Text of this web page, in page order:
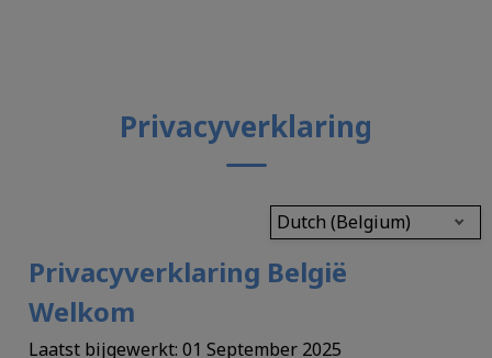
Privacyverklaring
Dutch (Belgium)
Privacyverklaring België
Welkom
Laatst bijgewerkt: 01 September 2025